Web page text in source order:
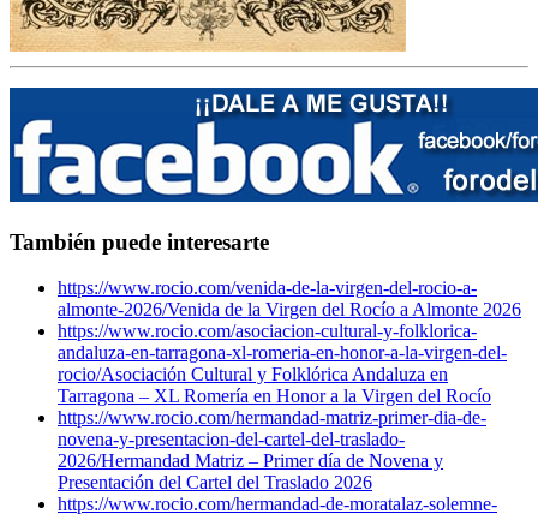
También puede interesarte
https://www.rocio.com/venida-de-la-virgen-del-rocio-a-
almonte-2026/Venida de la Virgen del Rocío a Almonte 2026
https://www.rocio.com/asociacion-cultural-y-folklorica-
andaluza-en-tarragona-xl-romeria-en-honor-a-la-virgen-del-
rocio/Asociación Cultural y Folklórica Andaluza en
Tarragona – XL Romería en Honor a la Virgen del Rocío
https://www.rocio.com/hermandad-matriz-primer-dia-de-
novena-y-presentacion-del-cartel-del-traslado-
2026/Hermandad Matriz – Primer día de Novena y
Presentación del Cartel del Traslado 2026
https://www.rocio.com/hermandad-de-moratalaz-solemne-